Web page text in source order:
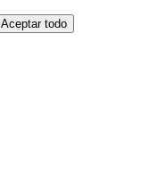
Aceptar todo